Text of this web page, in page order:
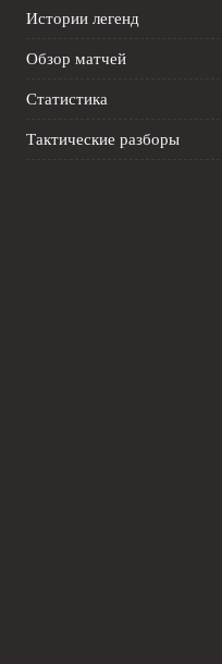
Истории легенд
Обзор матчей
Статистика
Тактические разборы